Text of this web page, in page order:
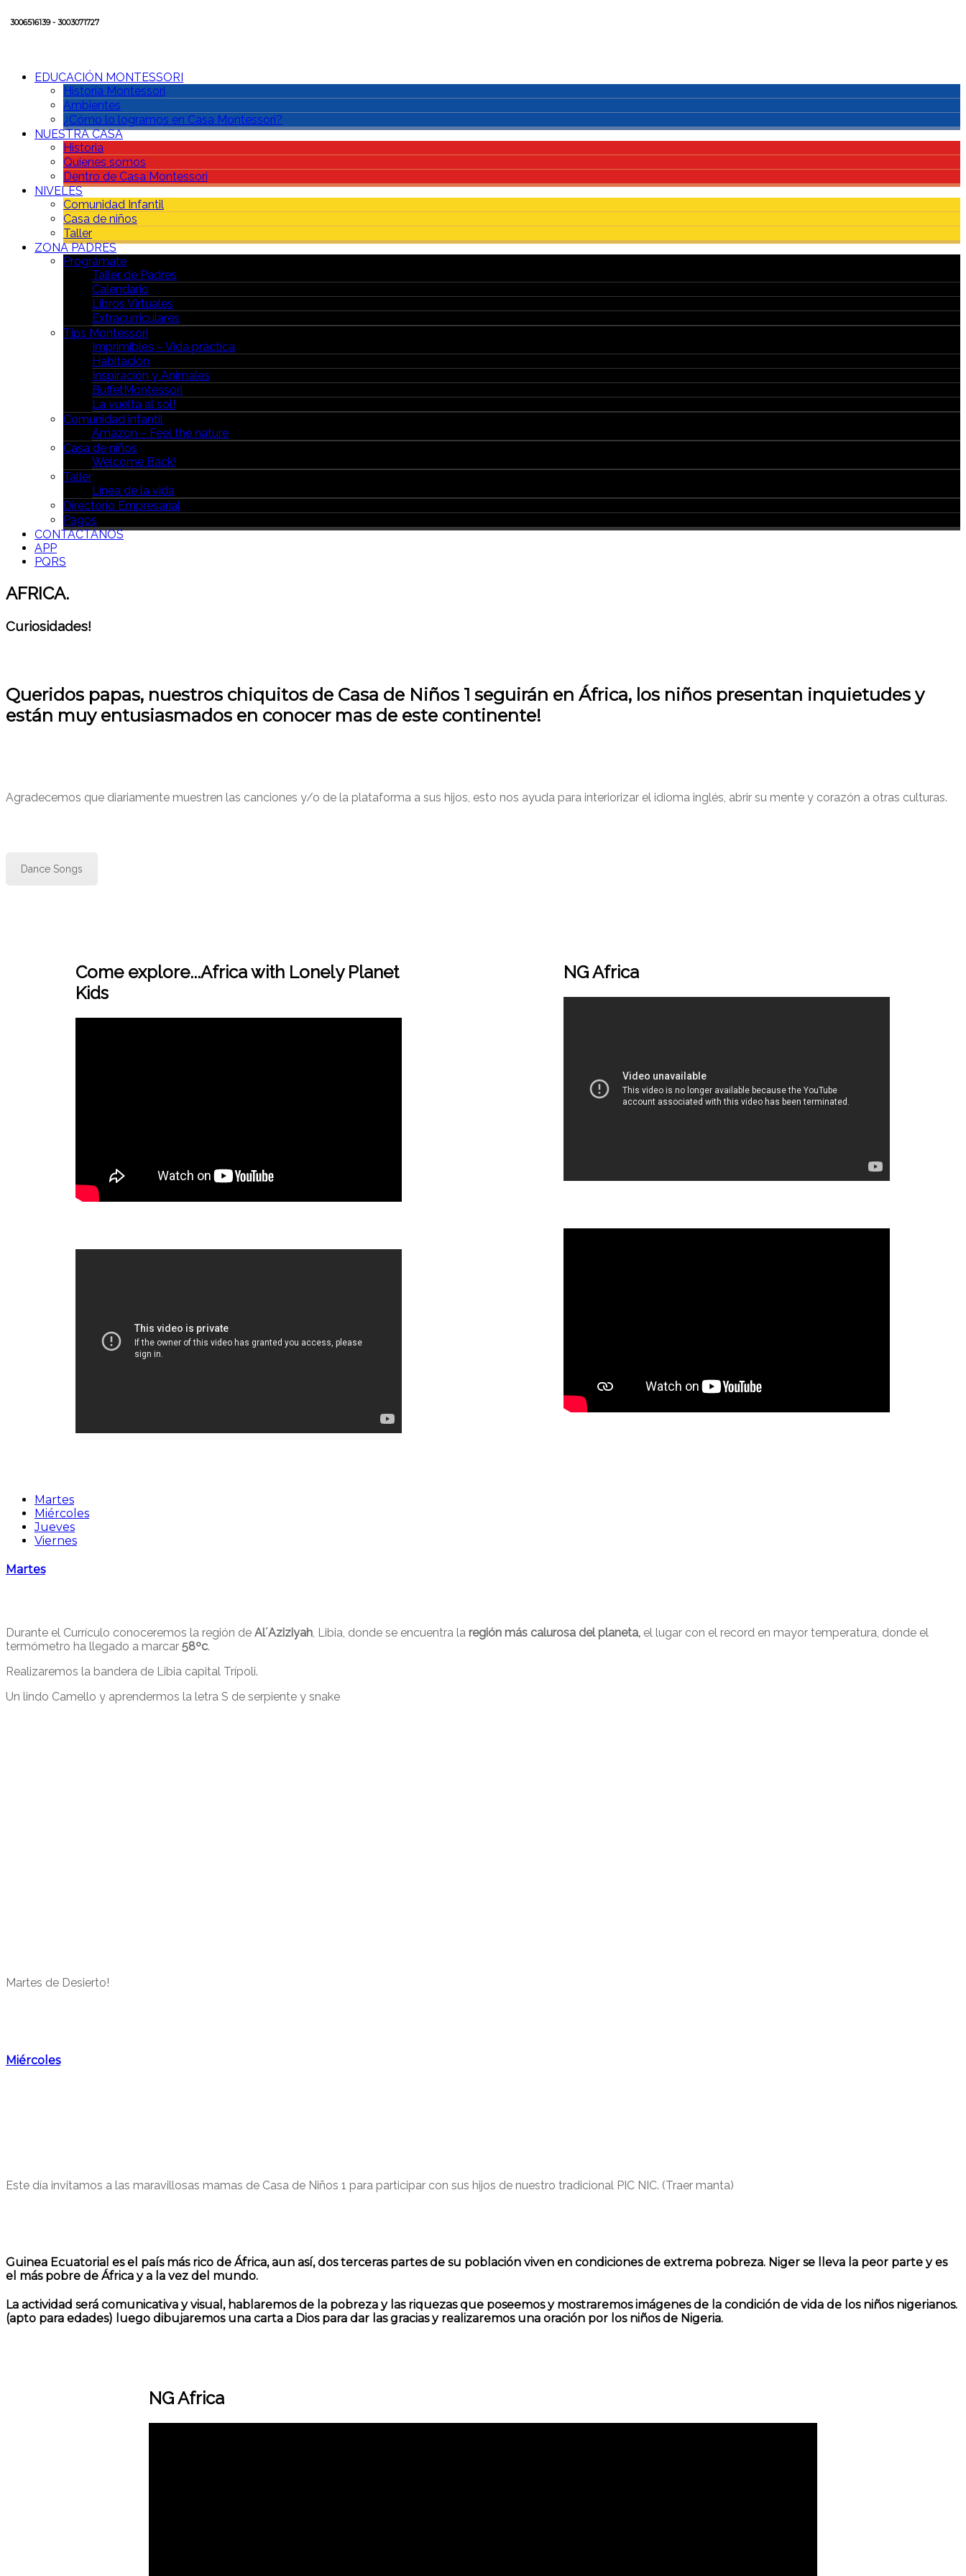
3006516139 - 3003071727
EDUCACIÓN MONTESSORI
Historia Montessori
Ambientes
¿Cómo lo logramos en Casa Montessori?
NUESTRA CASA
Historia
Quienes somos
Dentro de Casa Montessori
NIVELES
Comunidad Infantil
Casa de niños
Taller
ZONA PADRES
Prográmate
Taller de Padres
Calendario
Libros Virtuales
Extracurriculares
Tips Montessori
Imprimibles – Vida práctica
Habitación
Inspiración y Animales
BuffetMontessori
La vuelta al sol!
Comunidad infantil
Amazon – Feel the nature
Casa de niños
Welcome Back!
Taller
Línea de la vida
Directorio Empresarial
Pagos
CONTÁCTANOS
APP
PQRS
AFRICA.
Curiosidades!
Queridos papas, nuestros chiquitos de Casa de Niños 1 seguirán en África, los niños presentan inquietudes y
están muy entusiasmados en conocer mas de este continente!
Agradecemos que diariamente muestren las canciones y/o de la plataforma a sus hijos, esto nos ayuda para interiorizar el idioma inglés, abrir su mente y corazón a otras culturas.
Dance Songs
Come explore...Africa with Lonely Planet
Kids
NG Africa
Martes
Miércoles
Jueves
Viernes
Martes
Durante el Currículo conoceremos la región de Al´Aziziyah, Libia, donde se encuentra la región más calurosa del planeta, el lugar con el record en mayor temperatura, donde el
termómetro ha llegado a marcar 58ºc.
Realizaremos la bandera de Libia capital Trípoli.
Un lindo Camello y aprendermos la letra S de serpiente y snake
Martes de Desierto!
Miércoles
Este día invitamos a las maravillosas mamas de Casa de Niños 1 para participar con sus hijos de nuestro tradicional PIC NIC. (Traer manta)
Guinea Ecuatorial es el país más rico de África, aun así, dos terceras partes de su población viven en condiciones de extrema pobreza. Niger se lleva la peor parte y es
el más pobre de África y a la vez del mundo.
La actividad será comunicativa y visual, hablaremos de la pobreza y las riquezas que poseemos y mostraremos imágenes de la condición de vida de los niños nigerianos.
(apto para edades) luego dibujaremos una carta a Dios para dar las gracias y realizaremos una oración por los niños de Nigeria.
NG Africa